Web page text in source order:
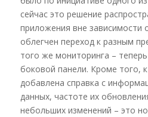
сейчас это решение
приложения вне зависимости
облегчен переход к разным
того же мониторинга –
боковой панели. Кроме того,
добавлена справка с
данных, частоте их
небольших изменений – это